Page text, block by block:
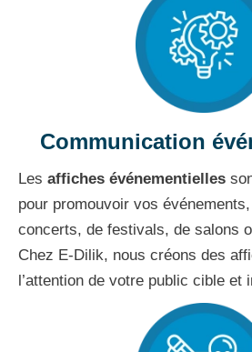
Communication
Les affiches événementielles
pour promouvoir vos événements,
concerts, de festivals, de salons
Chez E-Dilik, nous créons des
l’attention de votre public cible et